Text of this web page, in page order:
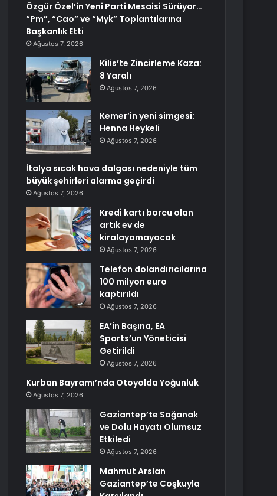
Özgür Özel’in Yeni Parti Mesaisi Sürüyor…
“Pm”, “Cao” ve “Myk” Toplantılarına
Başkanlık Etti
Ağustos 7, 2026
Kilis’te Zincirleme Kaza:
8 Yaralı
Ağustos 7, 2026
Kemer’in yeni simgesi:
Henna Heykeli
Ağustos 7, 2026
İtalya sıcak hava dalgası nedeniyle tüm
büyük şehirleri alarma geçirdi
Ağustos 7, 2026
Kredi kartı borcu olan
artık ev de
kiralayamayacak
Ağustos 7, 2026
Telefon dolandırıcılarına
100 milyon euro
kaptırıldı
Ağustos 7, 2026
EA’in Başına, EA
Sports’un Yöneticisi
Getirildi
Ağustos 7, 2026
Kurban Bayramı’nda Otoyolda Yoğunluk
Ağustos 7, 2026
Gaziantep’te Sağanak
ve Dolu Hayatı Olumsuz
Etkiledi
Ağustos 7, 2026
Mahmut Arslan
Gaziantep’te Coşkuyla